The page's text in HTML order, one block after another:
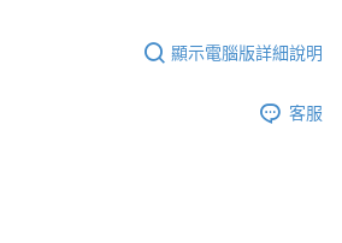
顯示電腦版詳細說明
客服